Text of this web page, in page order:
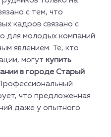
с тем, что
кадров связано с
для молодых компаний
явлением. Те, кто
могут купить
в городе Старый
что предложенная
даже у опытного